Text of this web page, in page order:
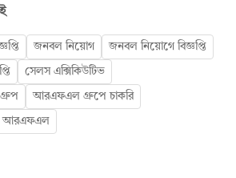
জনবল নিয়োগ জনবল নিয়োগে বিজ্ঞপ্তি
সেলস এক্সিকিউটিভ
আরএফএল গ্রুপে চাকরি
আরএফএল